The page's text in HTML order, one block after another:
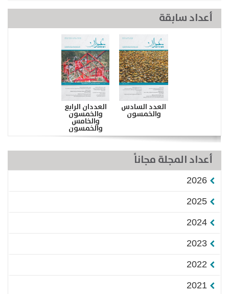
أعداد سابقة
العدد السادس
والخمسون
العددان الرابع
والخمسون
والخامس
والخمسون
أعداد المجلة مجاناً
2026
2025
2024
2023
2022
2021